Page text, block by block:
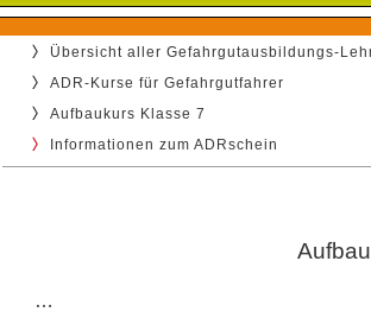
Übersicht aller Gefahrgutausbildungs-
ADR-Kurse für Gefahrgutfahrer
Aufbaukurs Klasse 7
Informationen zum ADRschein
…